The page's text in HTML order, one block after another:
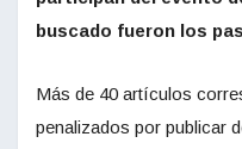
buscado fueron los
Más de 40 artículos
penalizados por publicar